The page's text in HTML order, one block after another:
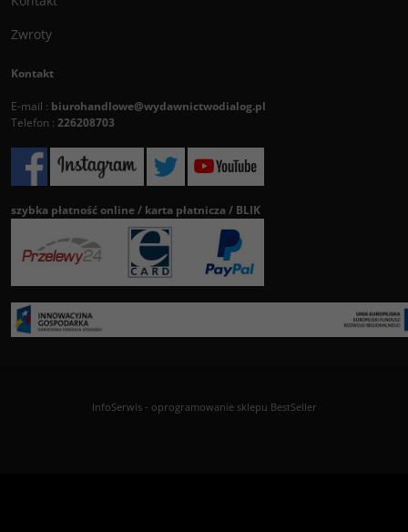
Zwroty
Kontakt
E-mail : biurohandlowe@wydawnictwodialog.pl
Telefon : 226208703
szybka płatność online / karta płatnicza / BLIK
InfoSerwis- oprogramowanie sklepu BestSeller